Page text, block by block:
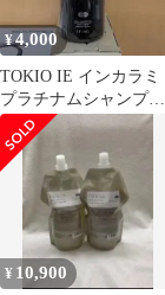
¥4,000
TOKIO IE インカラミ
プラチナムシャンプー
【容量：400ml】
¥ 10,900